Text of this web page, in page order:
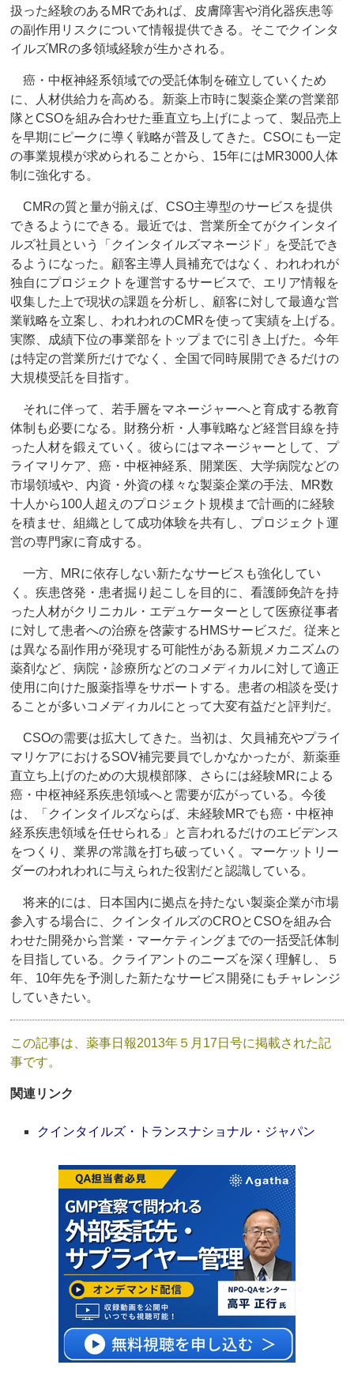
扱った経験のあるMRであれば、皮膚障害や消化器疾患等
の副作用リスクについて情報提供できる。そこでクインタ
イルズMRの多領域経験が生かされる。
癌・中枢神経系領域での受託体制を確立していくため
に、人材供給力を高める。新薬上市時に製薬企業の営業部
隊とCSOを組み合わせた垂直立ち上げによって、製品売上
を早期にピークに導く戦略が普及してきた。CSOにも一定
の事業規模が求められることから、15年にはMR3000人体
制に強化する。
CMRの質と量が揃えば、CSO主導型のサービスを提供
できるようにできる。最近では、営業所全てがクインタイ
ルズ社員という「クインタイルズマネージド」を受託でき
るようになった。顧客主導人員補充ではなく、われわれが
独自にプロジェクトを運営するサービスで、エリア情報を
収集した上で現状の課題を分析し、顧客に対して最適な営
業戦略を立案し、われわれのCMRを使って実績を上げる。
実際、成績下位の事業部をトップまでに引き上げた。今年
は特定の営業所だけでなく、全国で同時展開できるだけの
大規模受託を目指す。
それに伴って、若手層をマネージャーへと育成する教育
体制も必要になる。財務分析・人事戦略など経営目線を持
った人材を鍛えていく。彼らにはマネージャーとして、プ
ライマリケア、癌・中枢神経系、開業医、大学病院などの
市場領域や、内資・外資の様々な製薬企業の手法、MR数
十人から100人超えのプロジェクト規模まで計画的に経験
を積ませ、組織として成功体験を共有し、プロジェクト運
営の専門家に育成する。
一方、MRに依存しない新たなサービスも強化してい
く。疾患啓発・患者掘り起こしを目的に、看護師免許を持
った人材がクリニカル・エデュケーターとして医療従事者
に対して患者への治療を啓蒙するHMSサービスだ。従来と
は異なる副作用が発現する可能性がある新規メカニズムの
薬剤など、病院・診療所などのコメディカルに対して適正
使用に向けた服薬指導をサポートする。患者の相談を受け
ることが多いコメディカルにとって大変有益だと評判だ。
CSOの需要は拡大してきた。当初は、欠員補充やプライ
マリケアにおけるSOV補完要員でしかなかったが、新薬垂
直立ち上げのための大規模部隊、さらには経験MRによる
癌・中枢神経系疾患領域へと需要が広がっている。今後
は、「クインタイルズならば、未経験MRでも癌・中枢神
経系疾患領域を任せられる」と言われるだけのエビデンス
をつくり、業界の常識を打ち破っていく。マーケットリー
ダーのわれわれに与えられた役割だと認識している。
将来的には、日本国内に拠点を持たない製薬企業が市場
参入する場合に、クインタイルズのCROとCSOを組み合
わせた開発から営業・マーケティングまでの一括受託体制
を目指している。クライアントのニーズを深く理解し、５
年、10年先を予測した新たなサービス開発にもチャレンジ
していきたい。
この記事は、薬事日報2013年５月17日号に掲載された記
事です。
関連リンク
クインタイルズ・トランスナショナル・ジャパン